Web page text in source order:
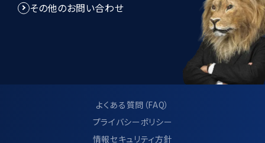
その他のお問い合わせ
よくある質問（FAQ）
プライバシーポリシー
情報セキュリティ方針